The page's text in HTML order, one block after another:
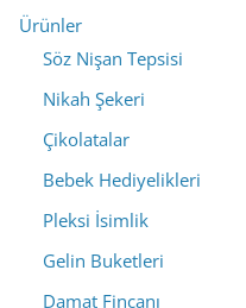
Ürünler
Söz Nişan Tepsisi
Nikah Şekeri
Çikolatalar
Bebek Hediyelikleri
Pleksi İsimlik
Gelin Buketleri
Damat Fincanı